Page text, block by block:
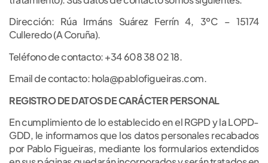
Dirección: Rúa Irmáns Suárez Ferrín 4, 3ºC – 15174
Culleredo (A Coruña).
Teléfono de contacto: +34 608 38 02 18.
Email de contacto: hola@pablofigueiras.com.
REGISTRO DE DATOS DE CARÁCTER PERSONAL
En cumplimiento de lo establecido en el RGPD y la LOPD-
GDD, le informamos que los datos personales recabados
por Pablo Figueiras, mediante los formularios extendidos